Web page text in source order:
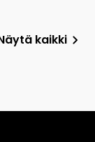
kaikki